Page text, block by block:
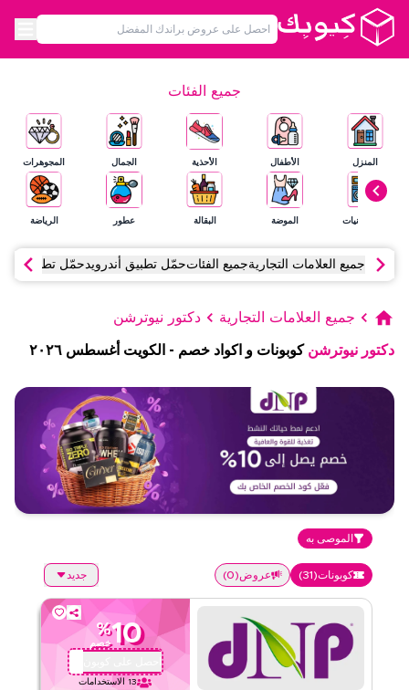
جميع الفئات
المنزل
الإلكترونيات
الأطفال
الموضة
الأحذية
البقالة
الجمال
عطور
المجوهرات
الرياضة
جميع العلامات التجاريةجميع الفئاتحمّل تطبيق أندرويدحمّل تطبيق آي
جميع العلامات التجارية دكتور نيوترشن
دكتور نيوترشن كوبونات و اكواد خصم - الكويت أغسطس ٢٠٢٦
الموصى به
كوبونات(
31
) عروض(
0
) جديد
10
%
خصم
احصل على كوبون
13 الاستخدامات